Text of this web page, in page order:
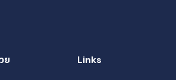
ย Links